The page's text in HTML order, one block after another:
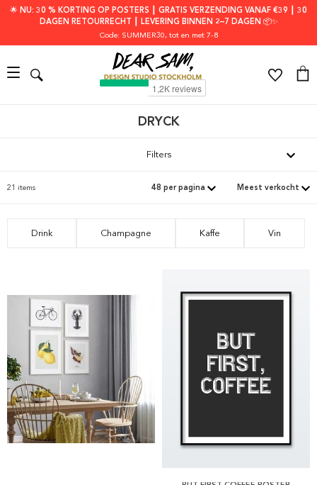
🌟 NU: 30 % KORTING OP POSTERS ┃ GRATIS VERZENDING VANAF €39 ┃ 30
DAGEN RETOURRECHT ┃ LEVERING BINNEN 2–7 DAGEN 📦✨
Code: SUMMER30, tot en met 7-8
DRYCK
Filters
21 items
Drink Champagne Kaffe Vin